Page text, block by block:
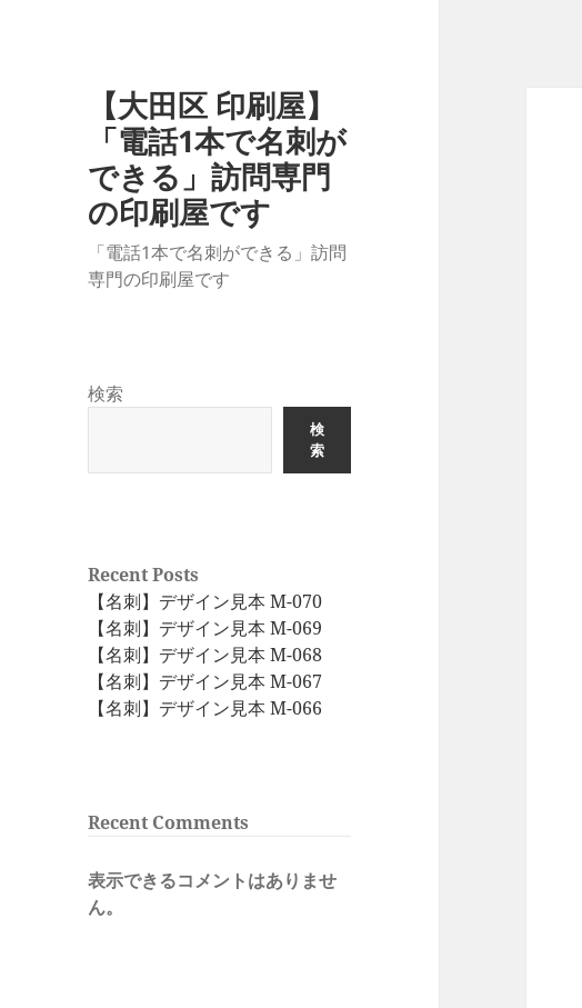
【大田区 印刷屋】
「電話1本で名刺が
できる」訪問専門
の印刷屋です
「電話1本で名刺ができる」訪問
専門の印刷屋です
検索
検
索
Recent Posts
【名刺】デザイン見本 M-070
【名刺】デザイン見本 M-069
【名刺】デザイン見本 M-068
【名刺】デザイン見本 M-067
【名刺】デザイン見本 M-066
Recent Comments
表示できるコメントはありませ
ん。